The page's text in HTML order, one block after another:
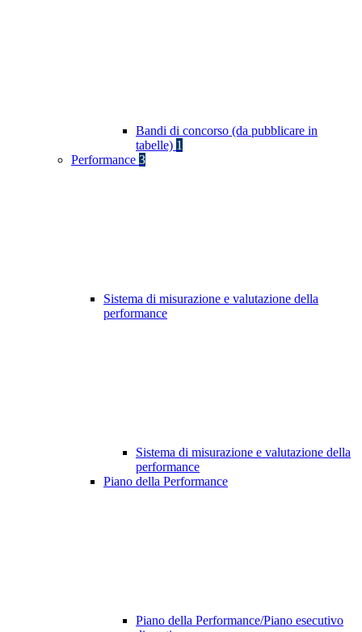
Bandi di concorso (da pubblicare in
tabelle) 1
Performance 3
Sistema di misurazione e valutazione della
performance
Sistema di misurazione e valutazione della
performance
Piano della Performance
Piano della Performance/Piano esecutivo